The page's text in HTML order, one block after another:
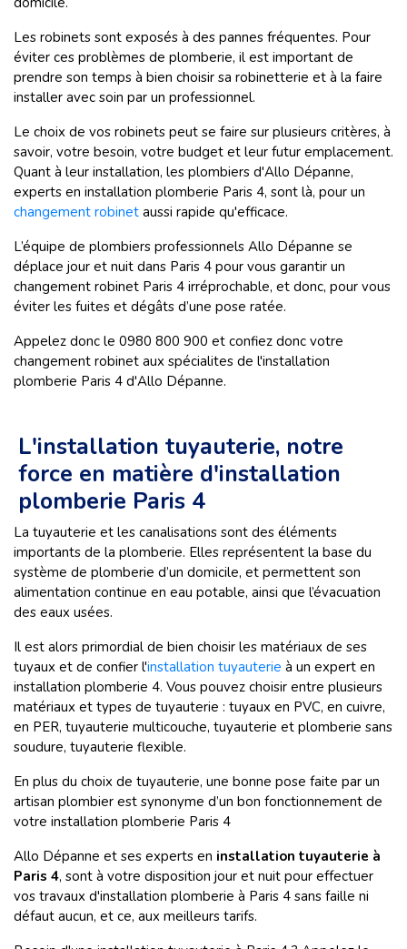
Les robinets sont exposés à des pannes fréquentes. Pour
éviter ces problèmes de plomberie, il est important de
prendre son temps à bien choisir sa robinetterie et à la faire
installer avec soin par un professionnel.
Le choix de vos robinets peut se faire sur plusieurs critères, à
savoir, votre besoin, votre budget et leur futur emplacement.
Quant à leur installation, les plombiers d'Allo Dépanne,
experts en installation plomberie Paris 4, sont là, pour un
changement robinet aussi rapide qu'efficace.
L’équipe de plombiers professionnels Allo Dépanne se
déplace jour et nuit dans Paris 4 pour vous garantir un
changement robinet Paris 4 irréprochable, et donc, pour vous
éviter les fuites et dégâts d’une pose ratée.
Appelez donc le 0980 800 900 et confiez donc votre
changement robinet aux spécialites de l'installation
plomberie Paris 4 d'Allo Dépanne.
L'installation tuyauterie, notre
force en matière d'installation
plomberie Paris 4
La tuyauterie et les canalisations sont des éléments
importants de la plomberie. Elles représentent la base du
système de plomberie d’un domicile, et permettent son
alimentation continue en eau potable, ainsi que l’évacuation
des eaux usées.
Il est alors primordial de bien choisir les matériaux de ses
tuyaux et de confier l'installation tuyauterie à un expert en
installation plomberie 4. Vous pouvez choisir entre plusieurs
matériaux et types de tuyauterie : tuyaux en PVC, en cuivre,
en PER, tuyauterie multicouche, tuyauterie et plomberie sans
soudure, tuyauterie flexible.
En plus du choix de tuyauterie, une bonne pose faite par un
artisan plombier est synonyme d’un bon fonctionnement de
votre installation plomberie Paris 4
Allo Dépanne et ses experts en installation tuyauterie à
Paris 4, sont à votre disposition jour et nuit pour effectuer
vos travaux d'installation plomberie à Paris 4 sans faille ni
défaut aucun, et ce, aux meilleurs tarifs.